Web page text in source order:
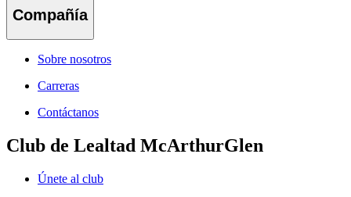
Compañía
Sobre nosotros
Carreras
Contáctanos
Club de Lealtad McArthurGlen
Únete al club